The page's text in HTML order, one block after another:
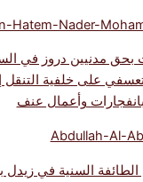
بحق مدنيين دروز في
تعسفي على خلفية
وأعمال عنف
السنية في